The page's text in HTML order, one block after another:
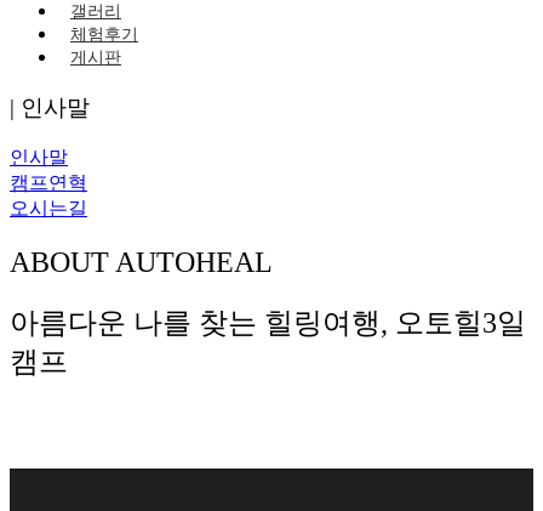
갤러리
체험후기
게시판
| 인사말
인사말
캠프연혁
오시는길
ABOUT AUTOHEAL
아름다운 나를 찾는 힐링여행, 오토힐3일
캠프